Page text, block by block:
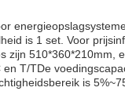
is 1 set. Voor
zijn 510*360*210mm,
T/TDe
is